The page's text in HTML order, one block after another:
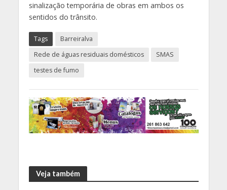
sinalização temporária de obras em ambos os
sentidos do trânsito.
Tags
Barreiralva
Rede de águas residuais domésticos
SMAS
testes de fumo
Veja também